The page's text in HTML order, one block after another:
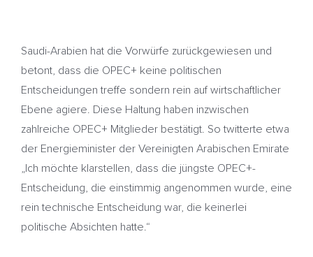
Saudi-Arabien hat die Vorwürfe zurückgewiesen und
betont, dass die OPEC+ keine politischen
Entscheidungen treffe sondern rein auf wirtschaftlicher
Ebene agiere. Diese Haltung haben inzwischen
zahlreiche OPEC+ Mitglieder bestätigt. So twitterte etwa
der Energieminister der Vereinigten Arabischen Emirate
„Ich möchte klarstellen, dass die jüngste OPEC+-
Entscheidung, die einstimmig angenommen wurde, eine
rein technische Entscheidung war, die keinerlei
politische Absichten hatte.“